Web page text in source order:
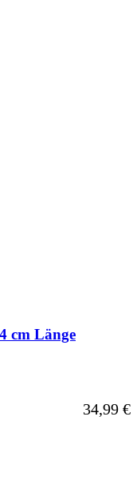
cm Länge
Ab
34,99 €